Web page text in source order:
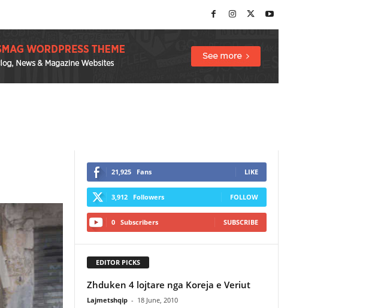
21,925 Fans LIKE
3,912 Followers FOLLOW
0 Subscribers SUBSCRIBE
EDITOR PICKS
Zhduken 4 lojtare nga Koreja e Veriut
Lajmetshqip - 18 June, 2010